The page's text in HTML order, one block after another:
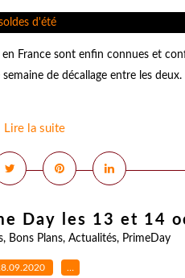
France sont enfin connues et
de décallage entre les
Lire la suite
Day les 13 et 14
, Bons Plans, Actualités, PrimeDay
…